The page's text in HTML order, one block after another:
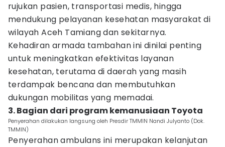
rujukan pasien, transportasi medis, hingga
mendukung pelayanan kesehatan masyarakat di
wilayah Aceh Tamiang dan sekitarnya.
Kehadiran armada tambahan ini dinilai penting
untuk meningkatkan efektivitas layanan
kesehatan, terutama di daerah yang masih
terdampak bencana dan membutuhkan
dukungan mobilitas yang memadai.
3. Bagian dari program kemanusiaan Toyota
Penyerahan dilakukan langsung oleh Presdir TMMIN Nandi Julyanto (Dok.
TMMIN)
Penyerahan ambulans ini merupakan kelanjutan